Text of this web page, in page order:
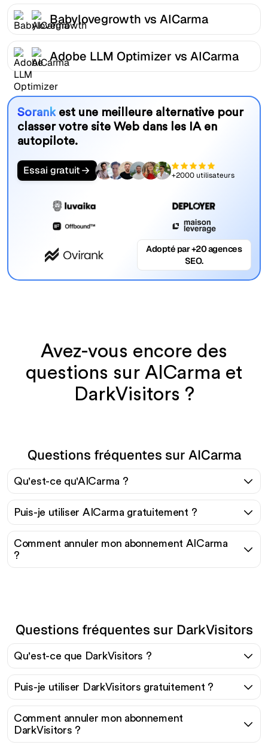
Babylovegrowth vs AICarma
Adobe LLM Optimizer vs AICarma
Sorankest une meilleure alternative pour
classer votre site Web dans les IA en
autopilote.
Essai gratuit +2000 utilisateurs
Adopté par +20 agences
SEO.
Avez-vous encore des
questions sur AICarma et
DarkVisitors ?
Questions fréquentes sur AICarma
Qu'est-ce qu'AICarma ?
Puis-je utiliser AICarma gratuitement ?
Comment annuler mon abonnement AICarma
?
Questions fréquentes sur DarkVisitors
Qu'est-ce que DarkVisitors ?
Puis-je utiliser DarkVisitors gratuitement ?
Comment annuler mon abonnement
DarkVisitors ?